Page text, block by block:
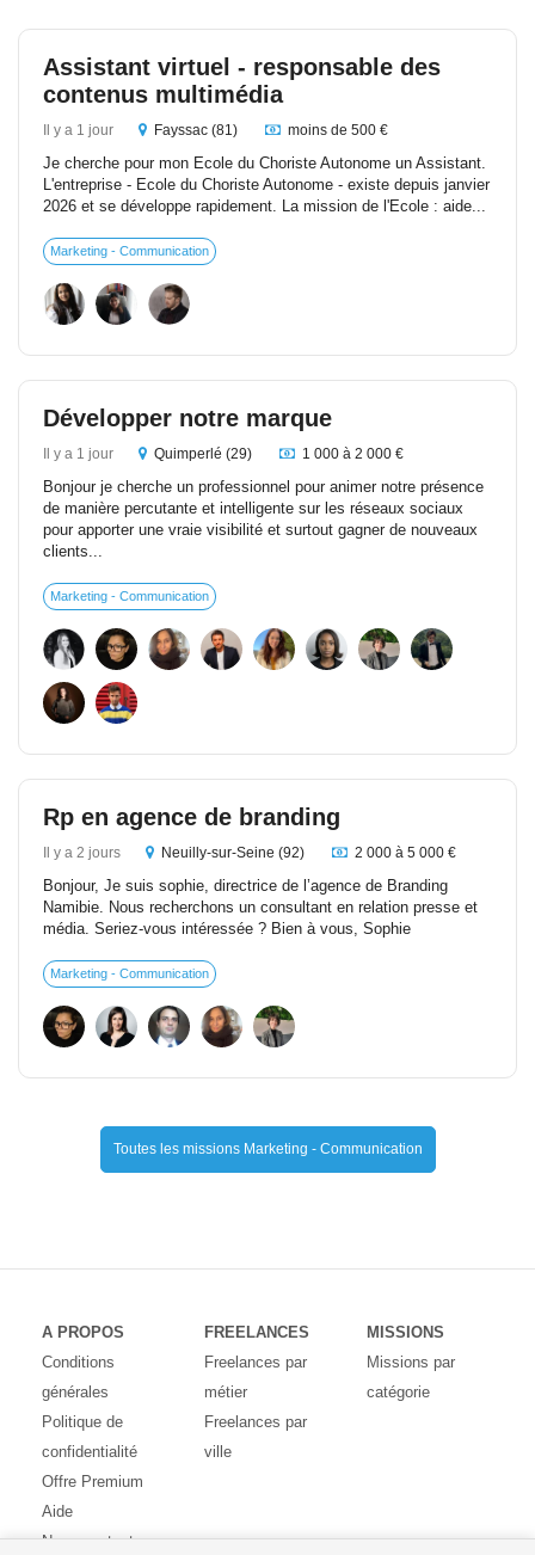
Assistant virtuel - responsable des
contenus multimédia
Il y a 1 jour Fayssac (81) moins de 500 €
Je cherche pour mon Ecole du Choriste Autonome un Assistant.
L'entreprise - Ecole du Choriste Autonome - existe depuis janvier
2026 et se développe rapidement. La mission de l'Ecole : aide...
Marketing - Communication
Développer notre marque
Il y a 1 jour Quimperlé (29) 1 000 à 2 000 €
Bonjour je cherche un professionnel pour animer notre présence
de manière percutante et intelligente sur les réseaux sociaux
pour apporter une vraie visibilité et surtout gagner de nouveaux
clients...
Marketing - Communication
Rp en agence de branding
Il y a 2 jours Neuilly-sur-Seine (92) 2 000 à 5 000 €
Bonjour, Je suis sophie, directrice de l’agence de Branding
Namibie. Nous recherchons un consultant en relation presse et
média. Seriez-vous intéressée ? Bien à vous, Sophie
Marketing - Communication
Toutes les missions Marketing - Communication
A PROPOS
Conditions
générales
Politique de
confidentialité
Offre Premium
Aide
Nous contacter
FREELANCES
Freelances par
métier
Freelances par
ville
MISSIONS
Missions par
catégorie